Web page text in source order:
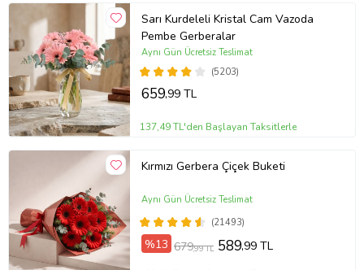
Sarı Kurdeleli Kristal Cam Vazoda
Pembe Gerberalar
(5203)
Aynı Gün Ücretsiz Teslimat
659,99 TL
137,49 TL'den Başlayan Taksitlerle
Kırmızı Gerbera Çiçek Buketi
(21493)
Aynı Gün Ücretsiz Teslimat
%13 679,99 TL 589,99 TL